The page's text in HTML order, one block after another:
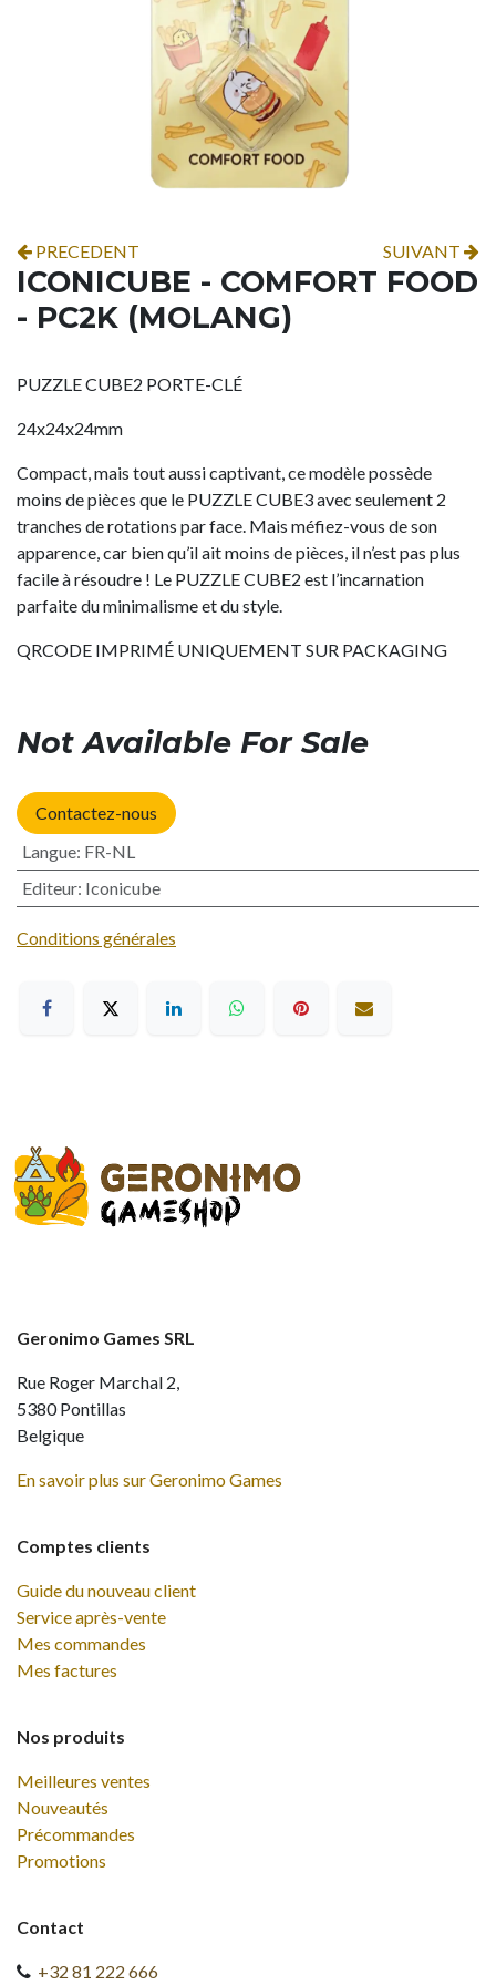
PRECEDENT SUIVANT
ICONICUBE - COMFORT FOOD
- PC2K (MOLANG)
PUZZLE CUBE2 PORTE-CLÉ
24x24x24mm
Compact, mais tout aussi captivant, ce modèle possède
moins de pièces que le PUZZLE CUBE3 avec seulement 2
tranches de rotations par face. Mais méfiez-vous de son
apparence, car bien qu’il ait moins de pièces, il n’est pas plus
facile à résoudre ! Le PUZZLE CUBE2 est l’incarnation
parfaite du minimalisme et du style.
QRCODE IMPRIMÉ UNIQUEMENT SUR PACKAGING
Not Available For Sale
Contactez-nous
Langue: FR-NL
Editeur: Iconicube
Conditions générales
Comptes clients
Guide du nouveau client
Service après-vente
Mes commandes
Mes factures
Nos produits
Meilleures ventes
Nouveautés
Précommandes
Promotions
Contact
+32 81 222 666
Geronimo Games SRL
Rue Roger Marchal 2,
5380 Pontillas
Belgique
En savoir plus sur Geronimo Games